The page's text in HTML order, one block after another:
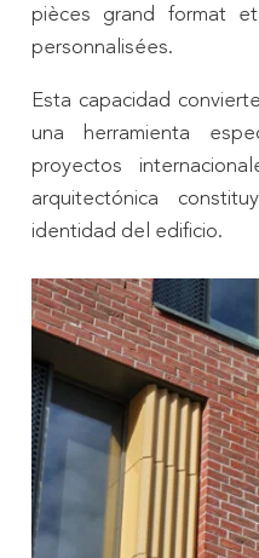
pièces grand format
personnalisées.
Esta capacidad
una herramienta
proyectos
arquitectónica
identidad del edificio.